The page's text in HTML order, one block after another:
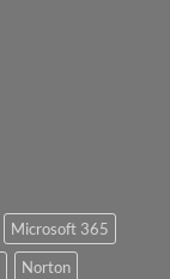
Microsoft 365
Norton